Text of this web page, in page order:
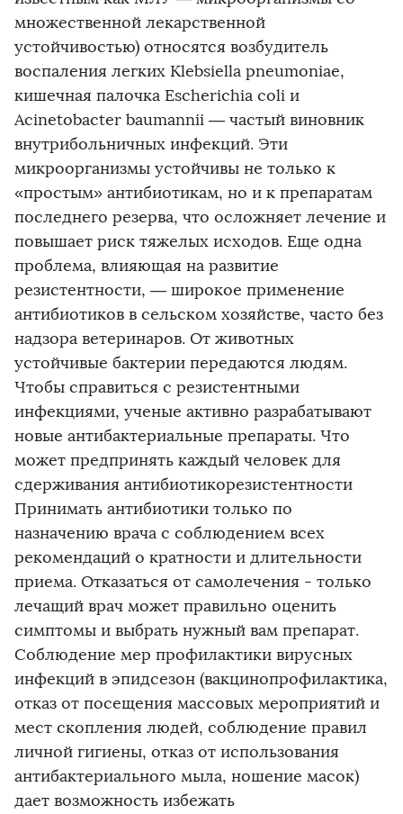
множественной лекарственной
устойчивостью) относятся возбудитель
воспаления легких Klebsiella pneumoniae,
кишечная палочка Escherichia coli и
Acinetobacter baumannii — частый виновник
внутрибольничных инфекций. Эти
микроорганизмы устойчивы не только к
«простым» антибиотикам, но и к препаратам
последнего резерва, что осложняет лечение и
повышает риск тяжелых исходов. Еще одна
проблема, влияющая на развитие
резистентности, — широкое применение
антибиотиков в сельском хозяйстве, часто без
надзора ветеринаров. От животных
устойчивые бактерии передаются людям.
Чтобы справиться с резистентными
инфекциями, ученые активно разрабатывают
новые антибактериальные препараты. Что
может предпринять каждый человек для
сдерживания антибиотикорезистентности
Принимать антибиотики только по
назначению врача с соблюдением всех
рекомендаций о кратности и длительности
приема. Отказаться от самолечения - только
лечащий врач может правильно оценить
симптомы и выбрать нужный вам препарат.
Соблюдение мер профилактики вирусных
инфекций в эпидсезон (вакцинопрофилактика,
отказ от посещения массовых мероприятий и
мест скопления людей, соблюдение правил
личной гигиены, отказ от использования
антибактериального мыла, ношение масок)
дает возможность избежать